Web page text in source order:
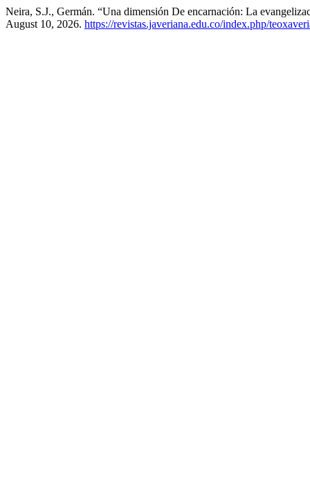
Neira, S.J., Germán. “Una dimensión De encarnación: La
August 10, 2026. https://revistas.javeriana.edu.co/index.php/